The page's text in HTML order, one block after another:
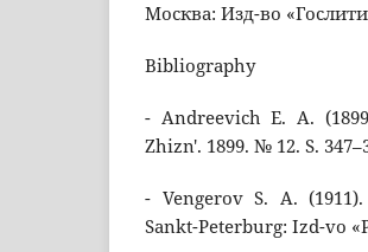
Москва: Изд-во
Bibliography
- Andreevich E. A.
Zhizn'. 1899. № 12. S.
- Vengerov S. A.
Sankt-Peterburg: Izd-vo